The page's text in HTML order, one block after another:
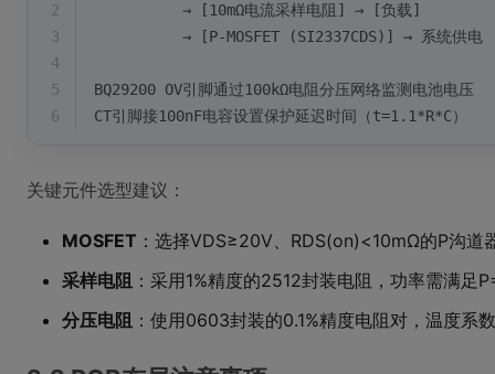
2
          → [10mΩ电流采样电阻] → [负载]
3
          → [P-MOSFET (SI2337CDS)] → 系统供电
4
5
BQ29200 OV引脚通过100kΩ电阻分压网络监测电池电压
6
CT引脚接100nF电容设置保护延迟时间（t=1.1*R*C）
关键元件选型建议：
MOSFET ：选择VDS≥20V、RDS(on)<10mΩ的P沟道
采样电阻 ：采用1%精度的2512封装电阻，功率需满足
分压电阻 ：使用0603封装的0.1%精度电阻对，温度